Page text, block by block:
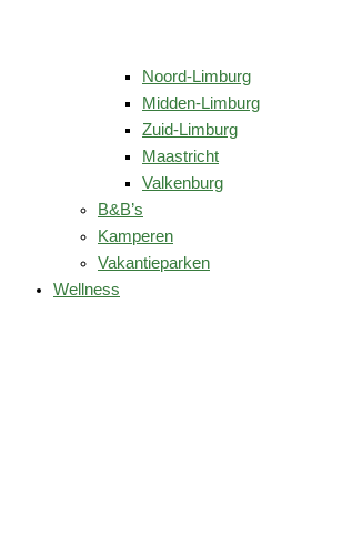
Noord-Limburg
Midden-Limburg
Zuid-Limburg
Maastricht
Valkenburg
B&B’s
Kamperen
Vakantieparken
Wellness